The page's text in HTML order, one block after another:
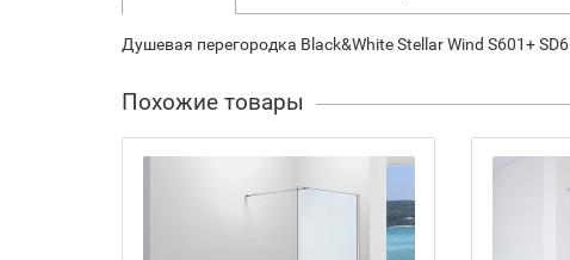
Душевая перегородка Black&White Stellar Wind S601+ SD6
Похожие товары